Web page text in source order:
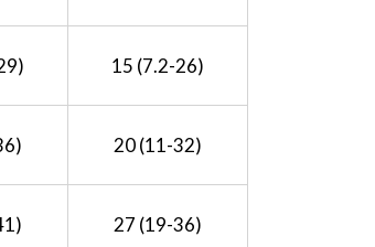
15 (7.2-26)
20 (11-32)
27 (19-36)